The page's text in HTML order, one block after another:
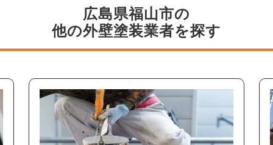
広島県福山市の
他の外壁塗装業者を探す